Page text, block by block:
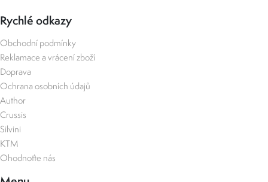
Rychlé odkazy
Obchodní podmínky
Reklamace a vrácení zboží
Doprava
Ochrana osobních údajů
Author
Crussis
Silvini
KTM
Ohodnoťte nás